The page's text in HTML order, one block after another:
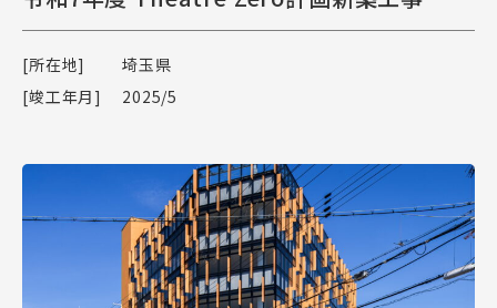
[所在地]
埼玉県
[竣工年月]
2025/5